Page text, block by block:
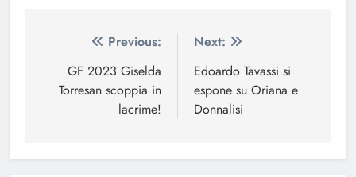
Navigazione
articoli
Previous:
GF 2023 Giselda
Torresan scoppia in
lacrime!
Next:
Edoardo Tavassi si
espone su Oriana e
Donnalisi